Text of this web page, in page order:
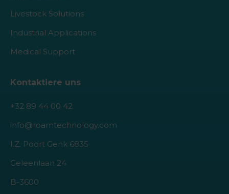
Livestock Solutions
Industrial Applications
Medical Support
Kontaktiere uns
+32 89 44 00 42
info@roamtechnology.com
I.Z. Poort Genk 6835
Geleenlaan 24
B-3600